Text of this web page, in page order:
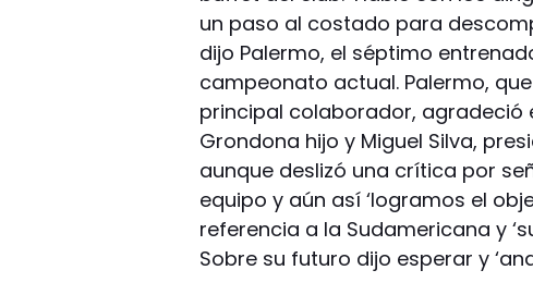
un paso al costado para
dijo Palermo, el séptimo
campeonato actual. Palermo,
principal colaborador, agradeció
Grondona hijo y Miguel Silva,
aunque deslizó una crítica por
equipo y aún así ‘logramos el
referencia a la Sudamericana y
Sobre su futuro dijo esperar y